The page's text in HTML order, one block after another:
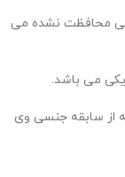
محافظت نشده می
می باشد.
از سابقه جنسی وی